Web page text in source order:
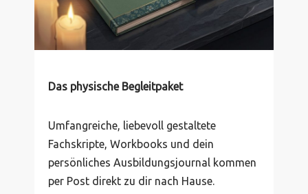
Das physische Begleitpaket
Umfangreiche, liebevoll gestaltete
Fachskripte, Workbooks und dein
persönliches Ausbildungsjournal kommen
per Post direkt zu dir nach Hause.